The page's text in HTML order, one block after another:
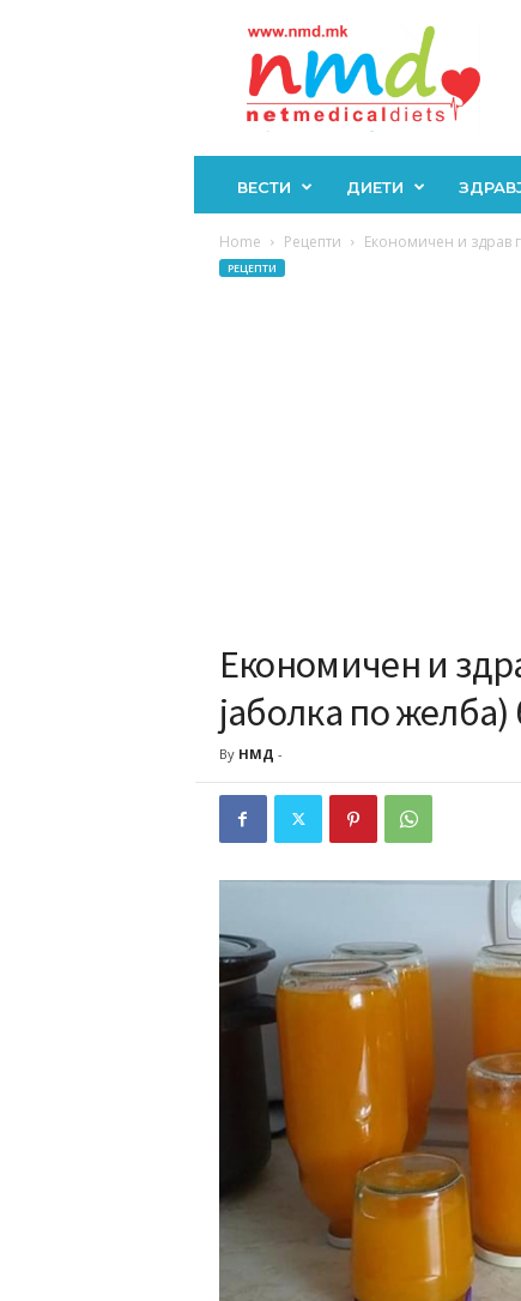
ВЕСТИ ДИЕТИ
Home Рецепти Економичен и здрав
РЕЦЕПТИ
Економичен и
јаболка по
By НМД -